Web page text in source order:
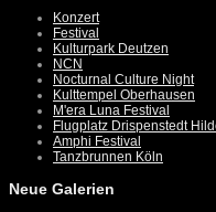
Konzert
Festival
Kulturpark Deutzen
NCN
Nocturnal Culture Night
Kulttempel Oberhausen
M'era Luna Festival
Flugplatz Drispenstedt
Amphi Festival
Tanzbrunnen Köln
Neue Galerien